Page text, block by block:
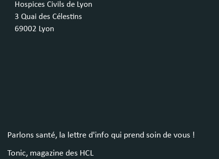
Hospices Civils de Lyon
3 Quai des Célestins
69002 Lyon
Parlons santé, la lettre d'info qui prend soin de vous !
Tonic, magazine des HCL